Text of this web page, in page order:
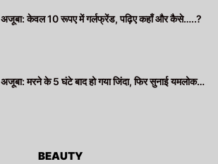
अजूबा: केवल 10 रूपए में गर्लफ्रेंड, पढ़िए कहाँ और कैसे…..?
अजूबा: मरने के 5 घंटे बाद हो गया जिंदा, फिर सुनाई यमलोक…
BEAUTY